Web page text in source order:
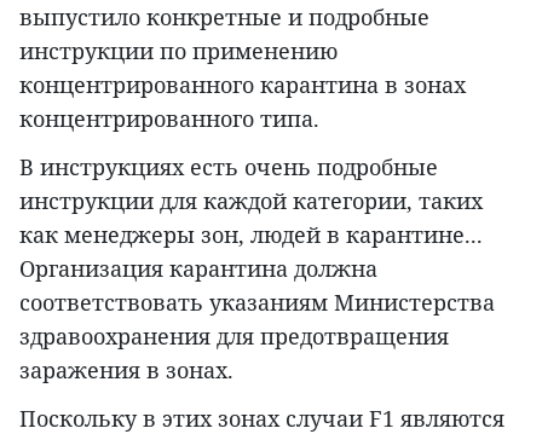
выпустило конкретные и подробные
инструкции по применению
концентрированного карантина в зонах
концентрированного типа.
В инструкциях есть очень подробные
инструкции для каждой категории, таких
как менеджеры зон, людей в карантине...
Организация карантина должна
соответствовать указаниям Министерства
здравоохранения для предотвращения
заражения в зонах.
Поскольку в этих зонах случаи F1 являются